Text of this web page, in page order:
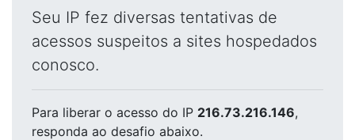
Seu IP fez diversas tentativas de
acessos suspeitos a sites hospedados
conosco.
Para liberar o acesso do IP 216.73.216.146,
responda ao desafio abaixo.